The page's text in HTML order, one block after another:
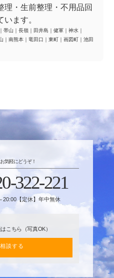
理・生前整理・不用品回
ます。
帯山 長嶺 田井島 健軍 神水
南熊本 竜田口 東町 画図町
池田
気軽にどうぞ！
322-221
20:00【定休】年中無休
こちら（写真OK）
談する